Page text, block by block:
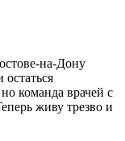
на-Дону
команда врачей с
живу трезво и